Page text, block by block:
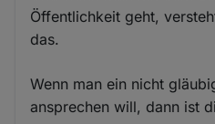
Öffentlichkeit geht,
das.
Wenn man ein nicht
ansprechen will, dann ist